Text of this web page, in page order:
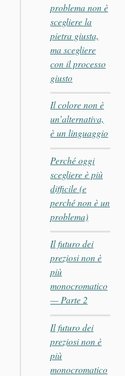
problema non è
scegliere la
pietra giusta,
ma scegliere
con il processo
giusto
Il colore non è
un’alternativa,
è un linguaggio
Perché oggi
scegliere è più
difficile (e
perché non è un
problema)
Il futuro dei
preziosi non è
più
monocromatico
— Parte 2
Il futuro dei
preziosi non è
più
monocromatico